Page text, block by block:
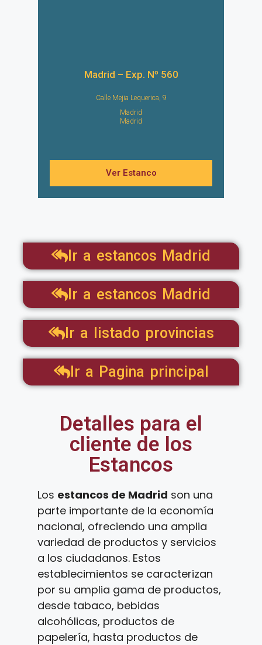
Madrid – Exp. Nº 560
Calle Mejia Lequerica, 9
Madrid
Madrid
Ver Estanco
Ir a estancos Madrid
Ir a estancos Madrid
Ir a listado provincias
Ir a Pagina principal
Detalles para el
cliente de los
Estancos
Los estancos de Madrid son una
parte importante de la economía
nacional, ofreciendo una amplia
variedad de productos y servicios
a los ciudadanos. Estos
establecimientos se caracterizan
por su amplia gama de productos,
desde tabaco, bebidas
alcohólicas, productos de
papelería, hasta productos de